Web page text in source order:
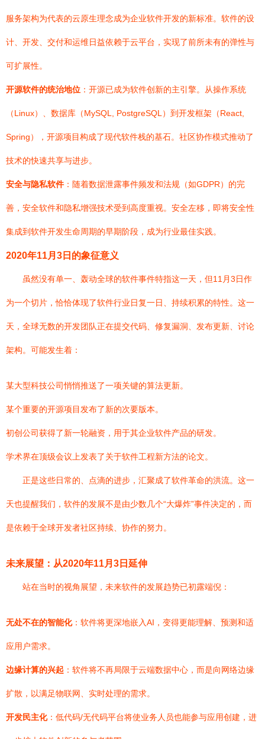
服务架构为代表的云原生理念成为企业软件开发的新标准。软件的设
计、开发、交付和运维日益依赖于云平台，实现了前所未有的弹性与
可扩展性。
开源软件的统治地位 ：开源已成为软件创新的主引擎。从操作系统
（Linux）、数据库（MySQL, PostgreSQL）到开发框架（React,
Spring），开源项目构成了现代软件栈的基石。社区协作模式推动了
技术的快速共享与进步。
安全与隐私软件：随着数据泄露事件频发和法规（如GDPR）的完
善，安全软件和隐私增强技术受到高度重视。安全左移，即将安全性
集成到软件开发生命周期的早期阶段，成为行业最佳实践。
2020年11月3日的象征意义
虽然没有单一、轰动全球的软件事件特指这一天，但11月3日作
为一个切片，恰恰体现了软件行业日复一日、持续积累的特性。这一
天，全球无数的开发团队正在提交代码、修复漏洞、发布更新、讨论
架构。可能发生着：
某大型科技公司悄悄推送了一项关键的算法更新。
某个重要的开源项目发布了新的次要版本。
初创公司获得了新一轮融资，用于其企业软件产品的研发。
学术界在顶级会议上发表了关于软件工程新方法的论文。
正是这些日常的、点滴的进步，汇聚成了软件革命的洪流。这一
天也提醒我们，软件的发展不是由少数几个“大爆炸”事件决定的，而
是依赖于全球开发者社区持续、协作的努力。
未来展望：从2020年11月3日延伸
站在当时的视角展望，未来软件的发展趋势已初露端倪：
无处不在的智能化：软件将更深地嵌入AI，变得更能理解、预测和适
应用户需求。
边缘计算的兴起 ：软件将不再局限于云端数据中心，而是向网络边缘
扩散，以满足物联网、实时处理的需求。
开发民主化：低代码/无代码平台将使业务人员也能参与应用创建，进